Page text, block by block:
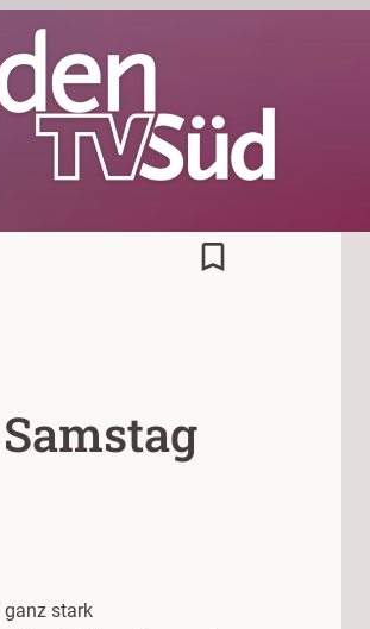
bookmark_border
ganz stark